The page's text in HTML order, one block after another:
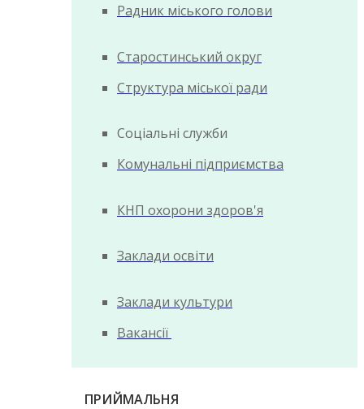
Радник міського голови
Старостинський округ
Структура міської ради
Соціальні служби
Комунальні підприємства
КНП охорони здоров'я
Заклади освіти
Заклади культури
Вакансії
ПРИЙМАЛЬНЯ